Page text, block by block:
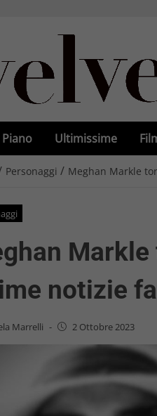
Ultimissime
Personaggi / Meghan Markle
notizie
Marrelli - 2 Ottobre 2023